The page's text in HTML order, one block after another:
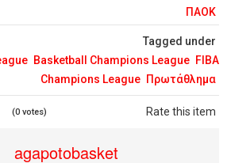
ΠΑΟΚ
Tagged under
Basketball Champions League FIBA
Champions League Πρωτάθλημα
Rate this item
(0 votes)
agapotobasket